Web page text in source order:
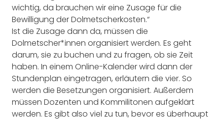
wichtig, da brauchen wir eine Zusage für die
Bewilligung der Dolmetscherkosten.“
Ist die Zusage dann da, müssen die
Dolmetscher*innen organisiert werden. Es geht
darum, sie zu buchen und zu fragen, ob sie Zeit
haben. In einem Online-Kalender wird dann der
Stundenplan eingetragen, erläutern die vier. So
werden die Besetzungen organisiert. Außerdem
müssen Dozenten und Kommilitonen aufgeklärt
werden. Es gibt also viel zu tun, bevor es überhaupt